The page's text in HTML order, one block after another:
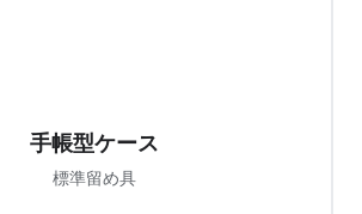
手帳型ケース
標準留め具